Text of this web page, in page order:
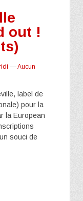
out !
—Aucun
label de
pour la
la European
souci de